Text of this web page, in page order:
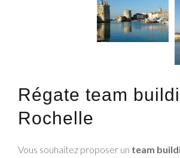
Régate team
Rochelle
Vous souhaitez proposer un team